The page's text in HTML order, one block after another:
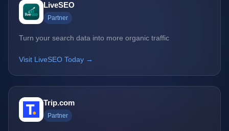
LiveSEO
Partner
Turn your search data into more organic traffic
Visit LiveSEO Today →
Trip.com
Partner